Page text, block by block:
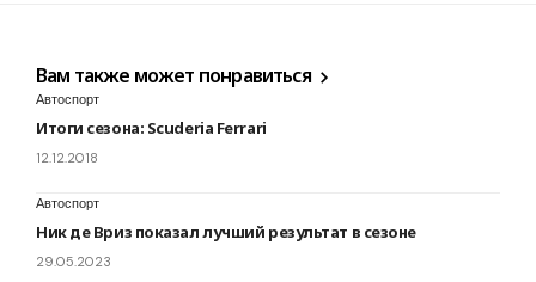
Вам также может понравиться
Автоспорт
Итоги сезона: Scuderia Ferrari
12.12.2018
Автоспорт
Ник де Вриз показал лучший результат в сезоне
29.05.2023